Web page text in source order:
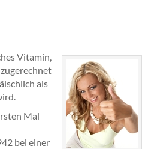
Vitamin,
als
Mal
bei einer